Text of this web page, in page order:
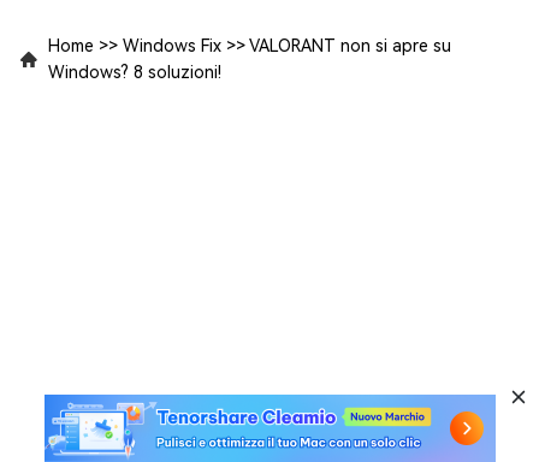
Home >> Windows Fix >>VALORANT non si apre su
Windows? 8 soluzioni!